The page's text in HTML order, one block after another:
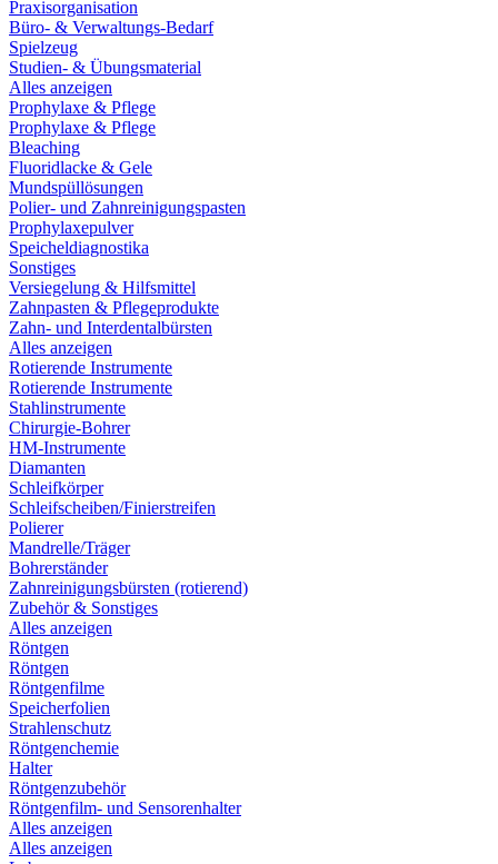
Praxisorganisation
Büro- & Verwaltungs-Bedarf
Spielzeug
Studien- & Übungsmaterial
Alles anzeigen
Prophylaxe & Pflege
Prophylaxe & Pflege
Bleaching
Fluoridlacke & Gele
Mundspüllösungen
Polier- und Zahnreinigungspasten
Prophylaxepulver
Speicheldiagnostika
Sonstiges
Versiegelung & Hilfsmittel
Zahnpasten & Pflegeprodukte
Zahn- und Interdentalbürsten
Alles anzeigen
Rotierende Instrumente
Rotierende Instrumente
Stahlinstrumente
Chirurgie-Bohrer
HM-Instrumente
Diamanten
Schleifkörper
Schleifscheiben/Finierstreifen
Polierer
Mandrelle/Träger
Bohrerständer
Zahnreinigungsbürsten (rotierend)
Zubehör & Sonstiges
Alles anzeigen
Röntgen
Röntgen
Röntgenfilme
Speicherfolien
Strahlenschutz
Röntgenchemie
Halter
Röntgenzubehör
Röntgenfilm- und Sensorenhalter
Alles anzeigen
Alles anzeigen